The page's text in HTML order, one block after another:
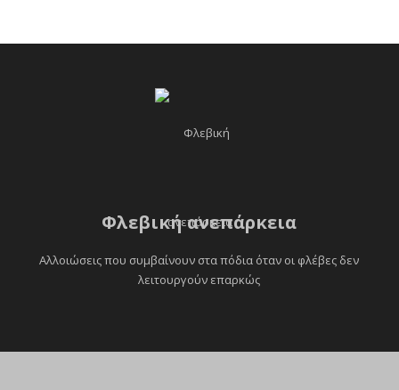
Φλεβική ανεπάρκεια
Αλλοιώσεις που συμβαίνουν στα πόδια όταν οι φλέβες δεν
λειτουργούν επαρκώς